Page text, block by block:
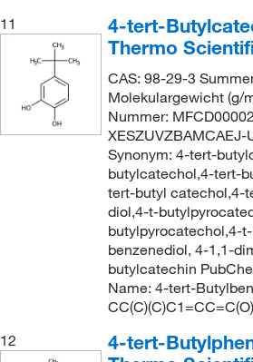
11
4-tert-
Thermo
CAS: 98-29-3
Molekulargewicht (g/
Nummer:
XESZUVZBAMCAEJ-
Synonym: 4-tert-
butylcatechol,4-tert-
tert-butyl catechol,4-
diol,4-t-
butylpyrocatechol,4-
benzenediol, 4-1,1-
butylcatechin
Name: 4-tert-
12
4-tert-